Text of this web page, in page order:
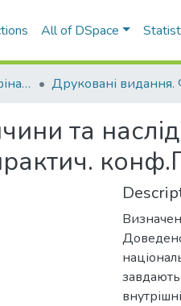
All of DSpace
Факультет обліку та фінансів
та